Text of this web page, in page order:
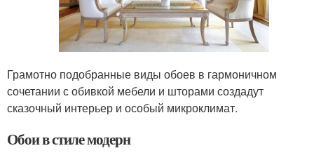
Грамотно подобранные виды обоев в гармоничном
сочетании с обивкой мебели и шторами создадут
сказочный интерьер и особый микроклимат.
Обои в стиле модерн